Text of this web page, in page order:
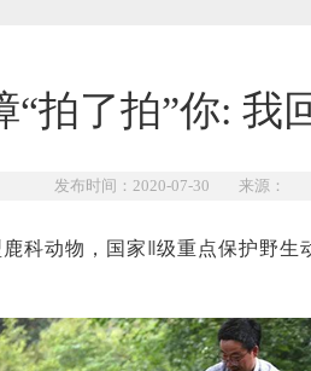
“拍了拍”你: 我
发布时间：2020-07-30 来源：
科动物，国家 级重点保护野生